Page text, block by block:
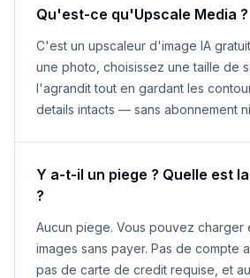
Qu'est-ce qu'Upscale Media ?
C'est un upscaleur d'image IA
une photo, choisissez une taille de
l'agrandit tout en gardant les
details intacts — sans abonnement
Y a-t-il un piege ? Quelle est
?
Aucun piege. Vous pouvez charger
images sans payer. Pas de compte
pas de carte de credit requise, et